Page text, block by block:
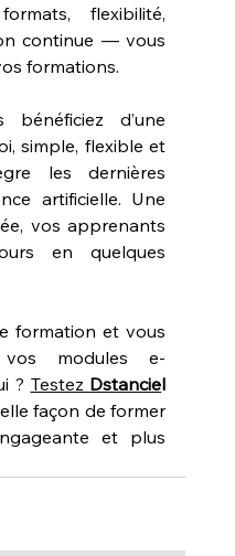
flexibilité,
continue — vous
formations.
bénéficiez d’une
simple, flexible et
les dernières
artificielle. Une
vos apprenants
en quelques
formation et vous
vos modules e-
? Testez Dstanciel
façon de former
et plus